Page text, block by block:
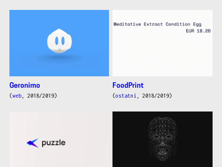
práce
Geronimo
(web, 2018/2019)
FoodPrint
(ostatní , 2018/2019)